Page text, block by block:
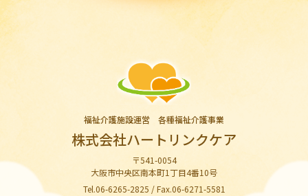
福祉介護施設運営 各種福祉介護事業
株式会社ハートリンクケア
〒541-0054
大阪市中央区南本町1丁目4番10号
Tel.06-6265-2825 / Fax.06-6271-5581